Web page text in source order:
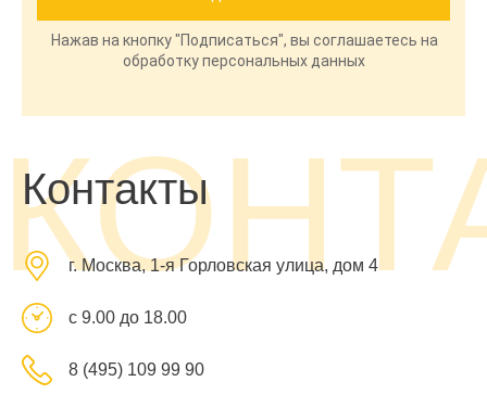
Нажав на кнопку "Подписаться", вы соглашаетесь на
обработку персональных данных
Контакты
г. Москва, 1-я Горловская улица, дом 4
с 9.00 до 18.00
8 (495) 109 99 90